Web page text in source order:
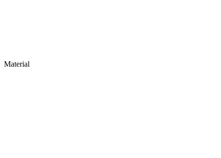
Material